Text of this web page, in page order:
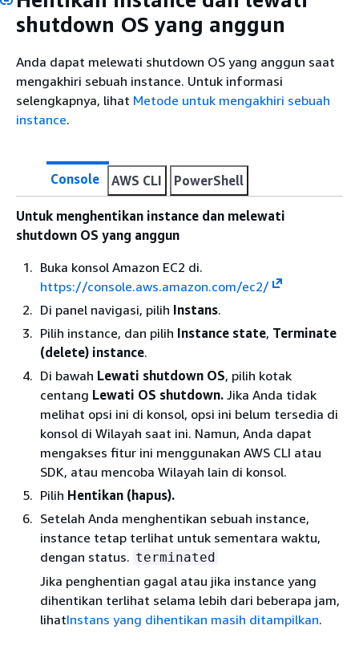
shutdown OS yang anggun
Anda dapat melewati shutdown OS yang anggun saat
mengakhiri sebuah instance. Untuk informasi
selengkapnya, lihat Metode untuk mengakhiri sebuah
instance.
Console AWS CLI PowerShell
Untuk menghentikan instance dan melewati
shutdown OS yang anggun
Buka konsol Amazon EC2 di.
https://console.aws.amazon.com/ec2/
Di panel navigasi, pilih Instans.
Pilih instance, dan pilih Instance state, Terminate
(delete) instance.
Di bawah Lewati shutdown OS, pilih kotak
centang Lewati OS shutdown. Jika Anda tidak
melihat opsi ini di konsol, opsi ini belum tersedia di
konsol di Wilayah saat ini. Namun, Anda dapat
mengakses fitur ini menggunakan AWS CLI atau
SDK, atau mencoba Wilayah lain di konsol.
Pilih Hentikan (hapus).
Setelah Anda menghentikan sebuah instance,
instance tetap terlihat untuk sementara waktu,
dengan status. terminated
Jika penghentian gagal atau jika instance yang
dihentikan terlihat selama lebih dari beberapa jam,
lihatInstans yang dihentikan masih ditampilkan.